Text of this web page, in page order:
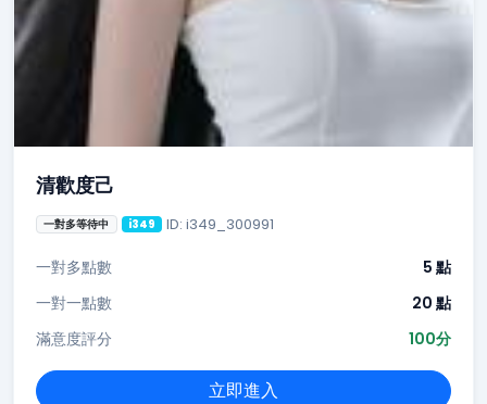
清歡度己
一對多等待中 i349 ID: i349_300991
一對多點數
5 點
一對一點數
20 點
滿意度評分
100分
立即進入